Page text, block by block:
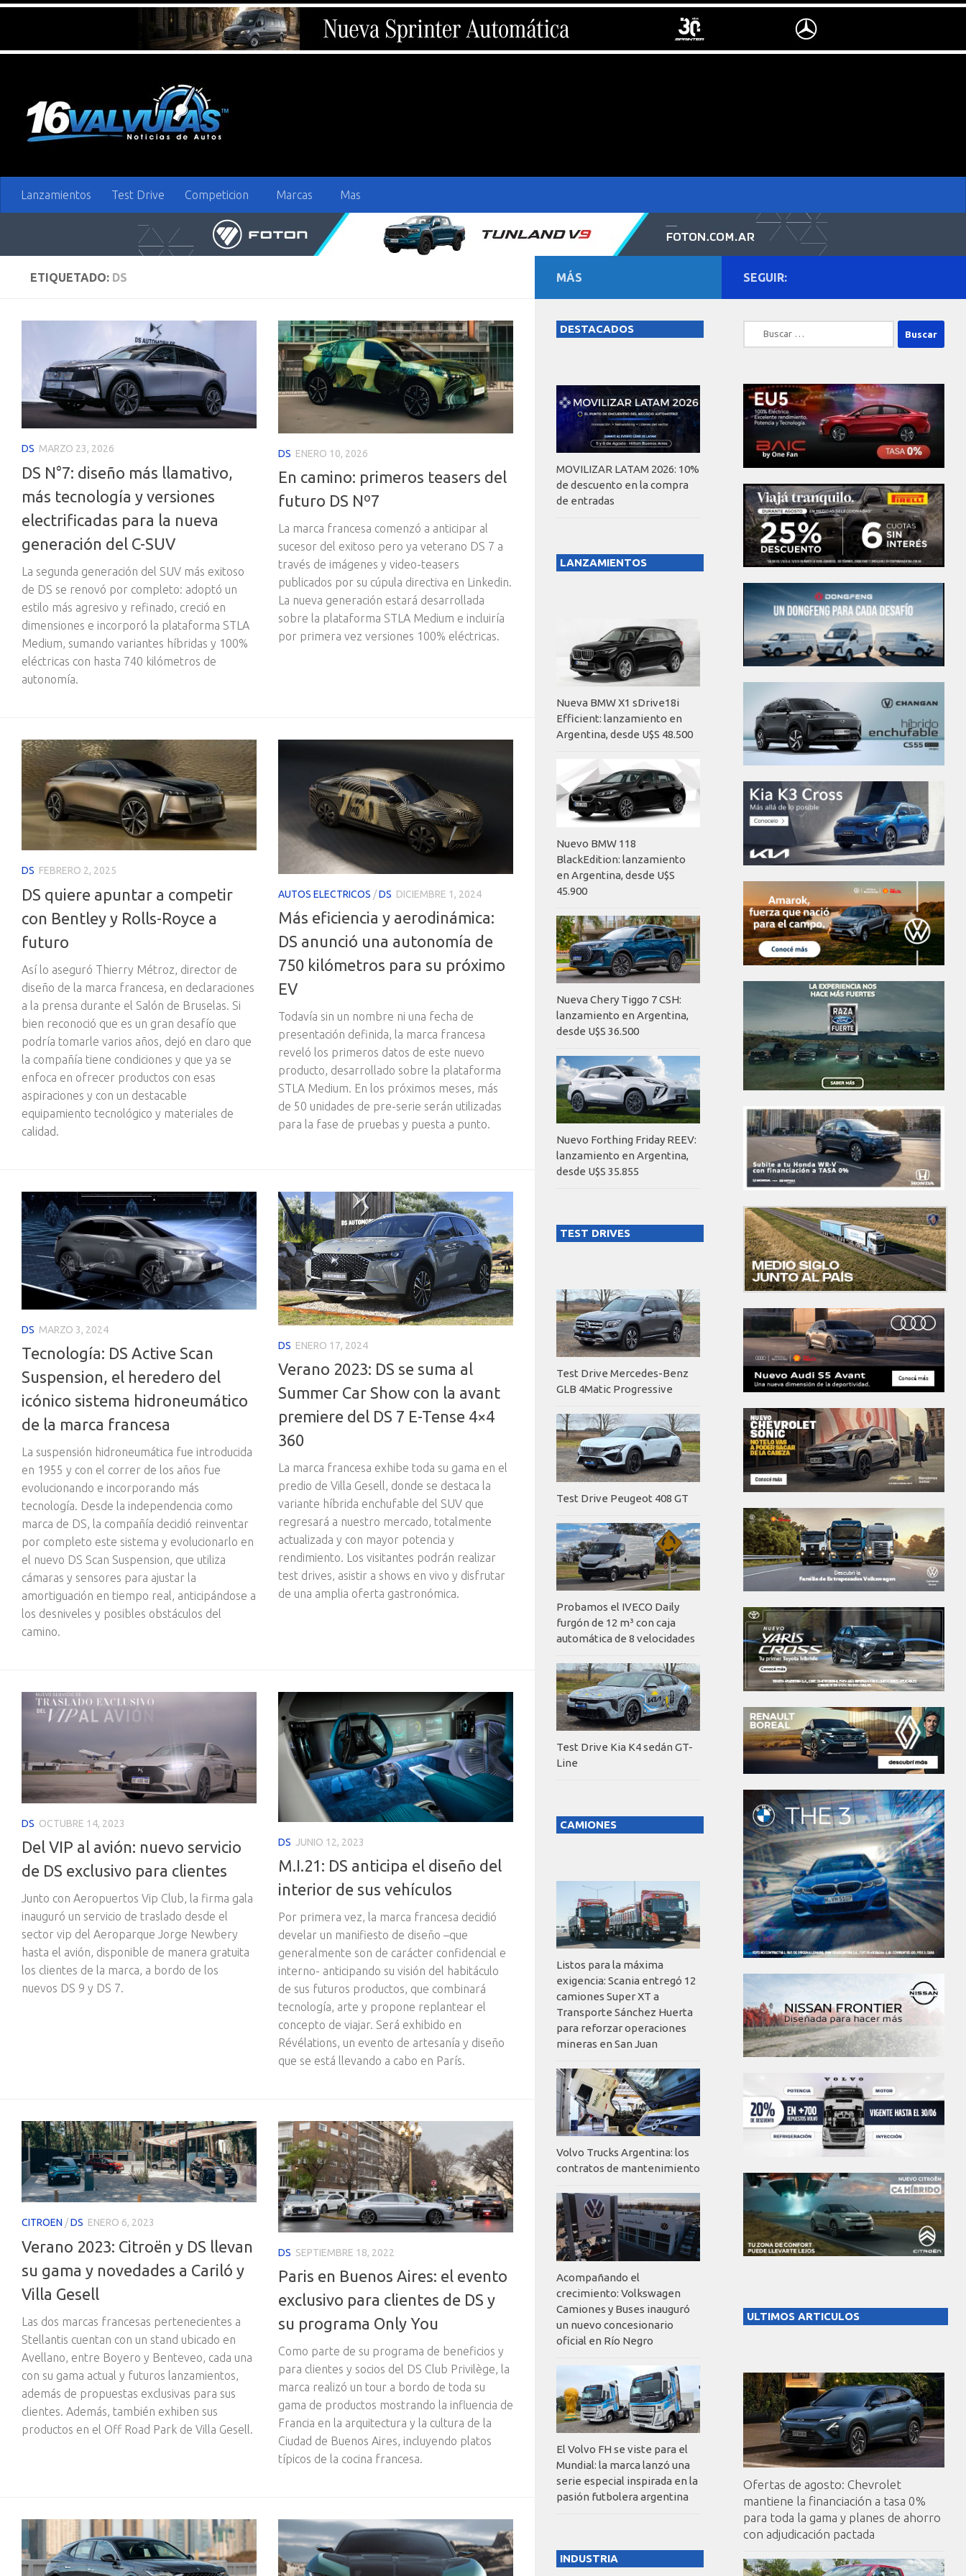
Lanzamientos Test Drive Competicion Marcas Mas
ETIQUETADO: DS
DS MARZO 23, 2026
DS N°7: diseño más llamativo,
más tecnología y versiones
electrificadas para la nueva
generación del C-SUV
La segunda generación del SUV más exitoso
de DS se renovó por completo: adoptó un
estilo más agresivo y refinado, creció en
dimensiones e incorporó la plataforma STLA
Medium, sumando variantes híbridas y 100%
eléctricas con hasta 740 kilómetros de
autonomía.
DS ENERO 10, 2026
En camino: primeros teasers del
futuro DS Nº7
La marca francesa comenzó a anticipar al
sucesor del exitoso pero ya veterano DS 7 a
través de imágenes y video-teasers
publicados por su cúpula directiva en Linkedin.
La nueva generación estará desarrollada
sobre la plataforma STLA Medium e incluiría
por primera vez versiones 100% eléctricas.
DS FEBRERO 2, 2025
DS quiere apuntar a competir
con Bentley y Rolls-Royce a
futuro
Así lo aseguró Thierry Métroz, director de
diseño de la marca francesa, en declaraciones
a la prensa durante el Salón de Bruselas. Si
bien reconoció que es un gran desafío que
podría tomarle varios años, dejó en claro que
la compañía tiene condiciones y que ya se
enfoca en ofrecer productos con esas
aspiraciones y con un destacable
equipamiento tecnológico y materiales de
calidad.
AUTOS ELECTRICOS /DS DICIEMBRE 1, 2024
Más eficiencia y aerodinámica:
DS anunció una autonomía de
750 kilómetros para su próximo
EV
Todavía sin un nombre ni una fecha de
presentación definida, la marca francesa
reveló los primeros datos de este nuevo
producto, desarrollado sobre la plataforma
STLA Medium. En los próximos meses, más
de 50 unidades de pre-serie serán utilizadas
para la fase de pruebas y puesta a punto.
DS MARZO 3, 2024
Tecnología: DS Active Scan
Suspension, el heredero del
icónico sistema hidroneumático
de la marca francesa
La suspensión hidroneumática fue introducida
en 1955 y con el correr de los años fue
evolucionando e incorporando más
tecnología. Desde la independencia como
marca de DS, la compañía decidió reinventar
por completo este sistema y evolucionarlo en
el nuevo DS Scan Suspension, que utiliza
cámaras y sensores para ajustar la
amortiguación en tiempo real, anticipándose a
los desniveles y posibles obstáculos del
camino.
DS ENERO 17, 2024
Verano 2023: DS se suma al
Summer Car Show con la avant
premiere del DS 7 E-Tense 4×4
360
La marca francesa exhibe toda su gama en el
predio de Villa Gesell, donde se destaca la
variante híbrida enchufable del SUV que
regresará a nuestro mercado, totalmente
actualizada y con mayor potencia y
rendimiento. Los visitantes podrán realizar
test drives, asistir a shows en vivo y disfrutar
de una amplia oferta gastronómica.
DS OCTUBRE 14, 2023
Del VIP al avión: nuevo servicio
de DS exclusivo para clientes
Junto con Aeropuertos Vip Club, la firma gala
inauguró un servicio de traslado desde el
sector vip del Aeroparque Jorge Newbery
hasta el avión, disponible de manera gratuita
los clientes de la marca, a bordo de los
nuevos DS 9 y DS 7.
DS JUNIO 12, 2023
M.I.21: DS anticipa el diseño del
interior de sus vehículos
Por primera vez, la marca francesa decidió
develar un manifiesto de diseño –que
generalmente son de carácter confidencial e
interno- anticipando su visión del habitáculo
de sus futuros productos, que combinará
tecnología, arte y propone replantear el
concepto de viajar. Será exhibido en
Révélations, un evento de artesanía y diseño
que se está llevando a cabo en París.
CITROEN /DS ENERO 6, 2023
Verano 2023: Citroën y DS llevan
su gama y novedades a Cariló y
Villa Gesell
Las dos marcas francesas pertenecientes a
Stellantis cuentan con un stand ubicado en
Avellano, entre Boyero y Benteveo, cada una
con su gama actual y futuros lanzamientos,
además de propuestas exclusivas para sus
clientes. Además, también exhiben sus
productos en el Off Road Park de Villa Gesell.
DS SEPTIEMBRE 18, 2022
Paris en Buenos Aires: el evento
exclusivo para clientes de DS y
su programa Only You
Como parte de su programa de beneficios y
para clientes y socios del DS Club Privilège, la
marca realizó un tour a bordo de toda su
gama de productos mostrando la influencia de
Francia en la arquitectura y la cultura de la
Ciudad de Buenos Aires, incluyendo platos
típicos de la cocina francesa.
SEGUIR:
Buscar:
ULTIMOS ARTICULOS
Ofertas de agosto: Chevrolet
mantiene la financiación a tasa 0%
para toda la gama y planes de ahorro
con adjudicación pactada
MÁS
DESTACADOS
MOVILIZAR LATAM 2026: 10%
de descuento en la compra
de entradas
LANZAMIENTOS
Nueva BMW X1 sDrive18i
Efficient: lanzamiento en
Argentina, desde U$S 48.500
Nuevo BMW 118
BlackEdition: lanzamiento
en Argentina, desde U$S
45.900
Nueva Chery Tiggo 7 CSH:
lanzamiento en Argentina,
desde U$S 36.500
Nuevo Forthing Friday REEV:
lanzamiento en Argentina,
desde U$S 35.855
TEST DRIVES
Test Drive Mercedes-Benz
GLB 4Matic Progressive
Test Drive Peugeot 408 GT
Probamos el IVECO Daily
furgón de 12 m³ con caja
automática de 8 velocidades
Test Drive Kia K4 sedán GT-
Line
CAMIONES
Listos para la máxima
exigencia: Scania entregó 12
camiones Super XT a
Transporte Sánchez Huerta
para reforzar operaciones
mineras en San Juan
Volvo Trucks Argentina: los
contratos de mantenimiento
Acompañando el
crecimiento: Volkswagen
Camiones y Buses inauguró
un nuevo concesionario
oficial en Río Negro
El Volvo FH se viste para el
Mundial: la marca lanzó una
serie especial inspirada en la
pasión futbolera argentina
INDUSTRIA